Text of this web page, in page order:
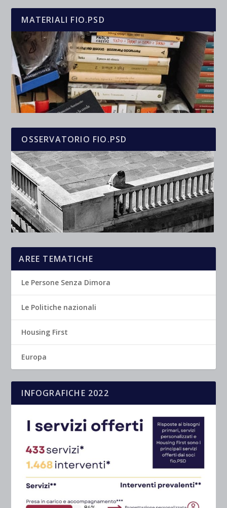
MATERIALI FIO.PSD
OSSERVATORIO FIO.PSD
AREE TEMATICHE
Le Persone Senza Dimora
Le Politiche nazionali
Housing First
Europa
INFOGRAFICHE 2022